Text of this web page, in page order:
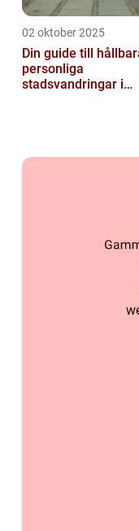
02 oktober 2025
Din guide till
personliga
stadsvandringar i